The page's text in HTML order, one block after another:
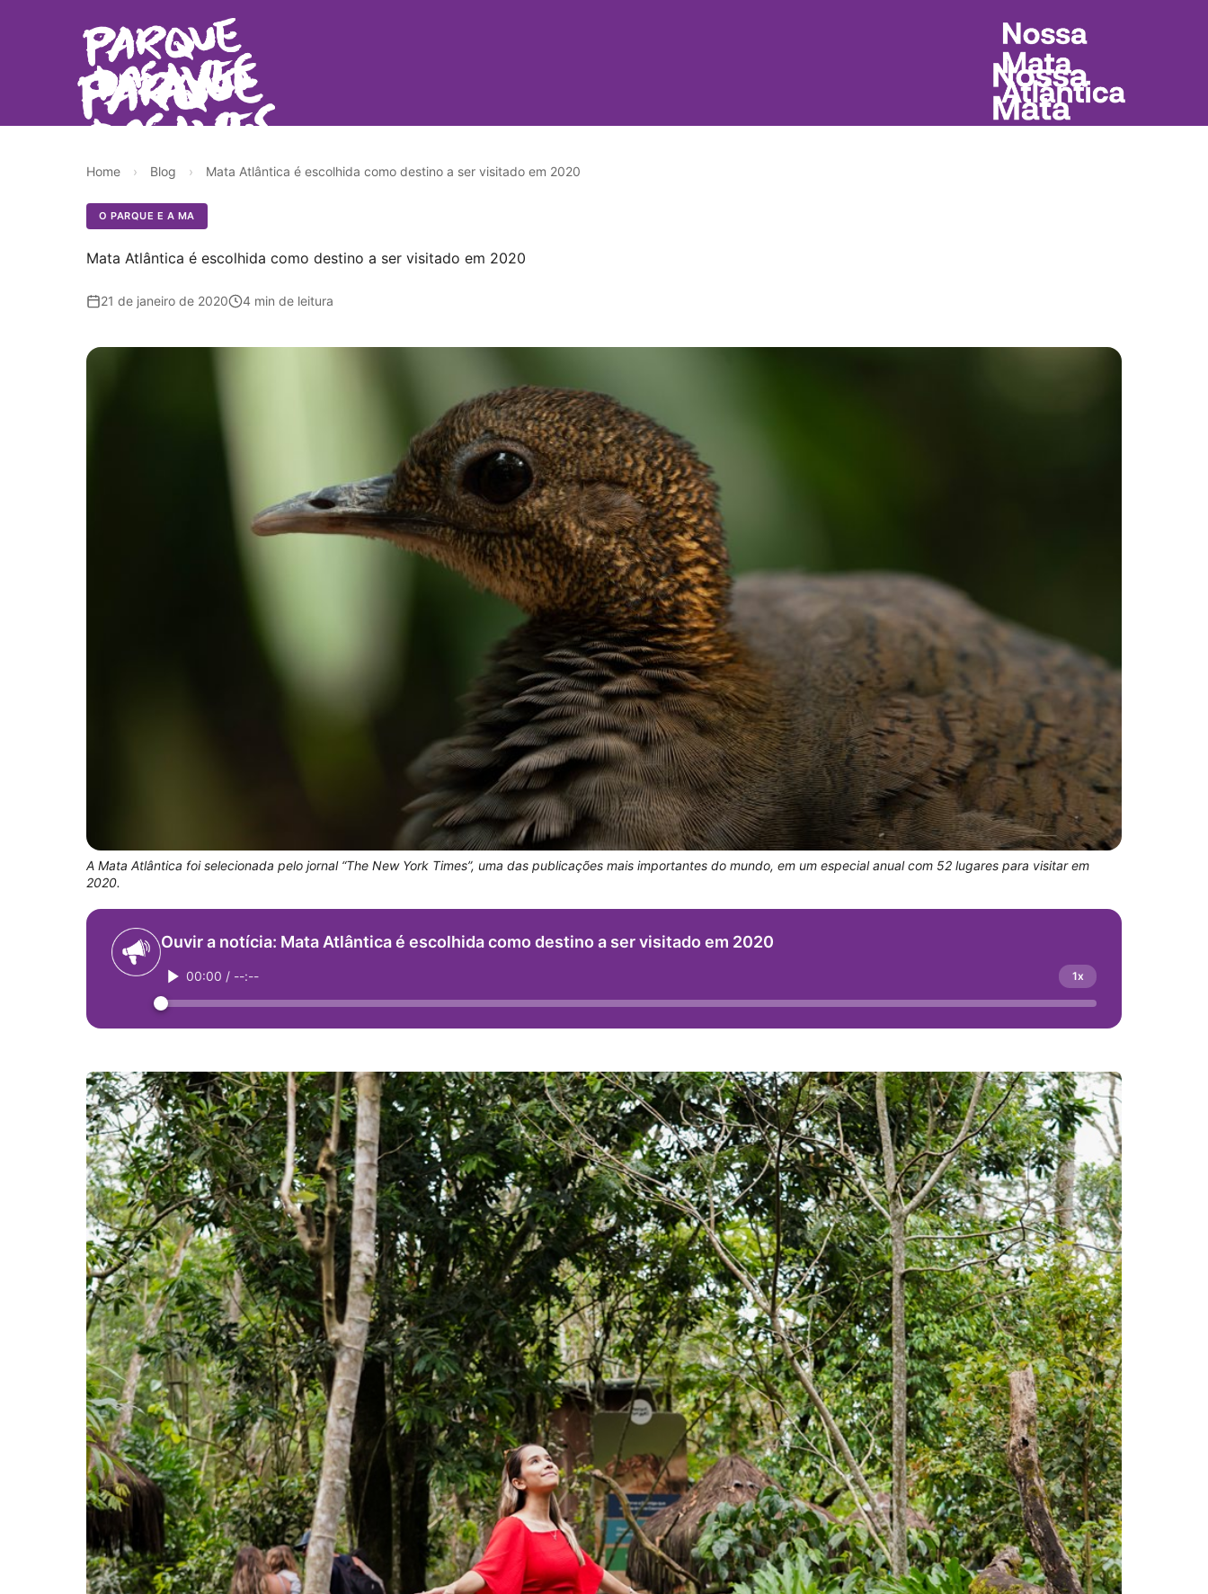
Home › Blog › Mata Atlântica é escolhida como destino a ser visitado em 2020
O PARQUE E A MA
Mata Atlântica é escolhida como destino a ser visitado em 2020
21 de janeiro de 2020 4 min de leitura
A Mata Atlântica foi selecionada pelo jornal “The New York Times”, uma das publicações mais importantes do mundo, em um especial anual com 52 lugares para visitar em
2020.
Ouvir a notícia: Mata Atlântica é escolhida como destino a ser visitado em 2020
00:00 / --:-- 1x